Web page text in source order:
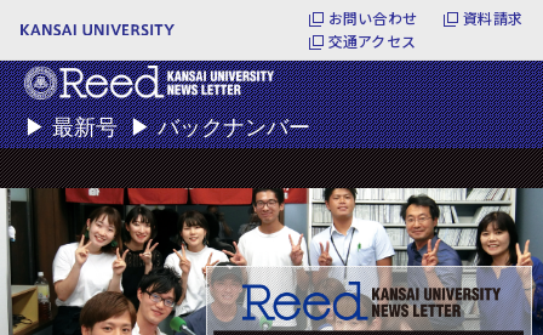
お問い合わせ
資料請求
交通アクセス
▶最新号 ▶バックナンバー